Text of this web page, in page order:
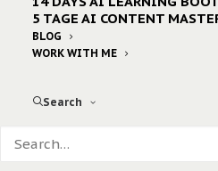
5 TAGE AI CONTENT
BLOG
WORK WITH ME
Search